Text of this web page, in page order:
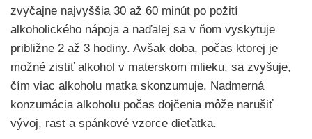
zvyčajne najvyššia 30 až 60 minút po požití
alkoholického nápoja a naďalej sa v ňom vyskytuje
približne 2 až 3 hodiny. Avšak doba, počas ktorej je
možné zistiť alkohol v materskom mlieku, sa zvyšuje,
čím viac alkoholu matka skonzumuje. Nadmerná
konzumácia alkoholu počas dojčenia môže narušiť
vývoj, rast a spánkové vzorce dieťatka.